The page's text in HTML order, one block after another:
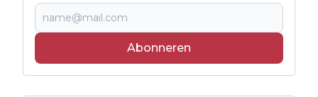
Abonneren